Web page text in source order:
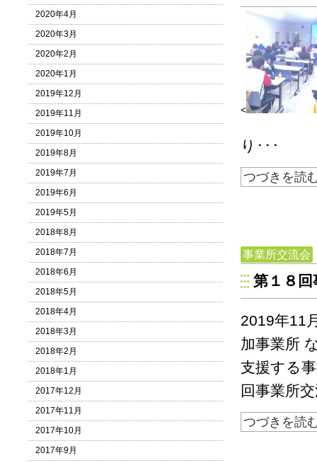
<
り･･･
つづきを読
事業所交流会
第１８
2019年11
加事業所
支援する
回事業所
つづきを読
2020年4月
2020年3月
2020年2月
2020年1月
2019年12月
2019年11月
2019年10月
2019年8月
2019年7月
2019年6月
2019年5月
2018年8月
2018年7月
2018年6月
2018年5月
2018年4月
2018年3月
2018年2月
2018年1月
2017年12月
2017年11月
2017年10月
2017年9月